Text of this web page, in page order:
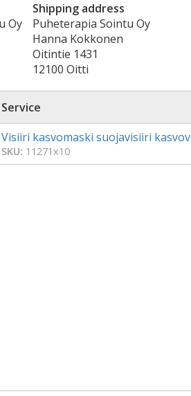
Oy
Shipping address
Puheterapia Sointu Oy
Hanna Kokkonen
Oitintie 1431
12100 Oitti
Service
Visiiri kasvomaski suojavisiiri
SKU: 11271x10